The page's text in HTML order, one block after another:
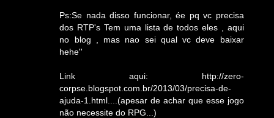
Ps:Se nada disso funcionar, ée pq vc precisa
dos RTP's Tem uma lista de todos eles , aqui
no blog , mas nao sei qual vc deve baixar
hehe''
Link aqui: http://zero-
corpse.blogspot.com.br/2013/03/precisa-de-
ajuda-1.html....(apesar de achar que esse jogo
não necessite do RPG...)